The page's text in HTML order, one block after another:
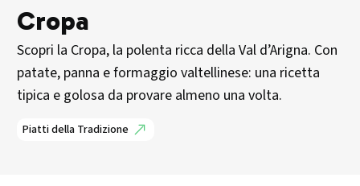
Cropa
Scopri la Cropa, la polenta ricca della Val d’Arigna. Con
patate, panna e formaggio valtellinese: una ricetta
tipica e golosa da provare almeno una volta.
Piatti della Tradizione